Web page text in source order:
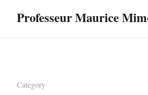
Professeur Maurice
Category